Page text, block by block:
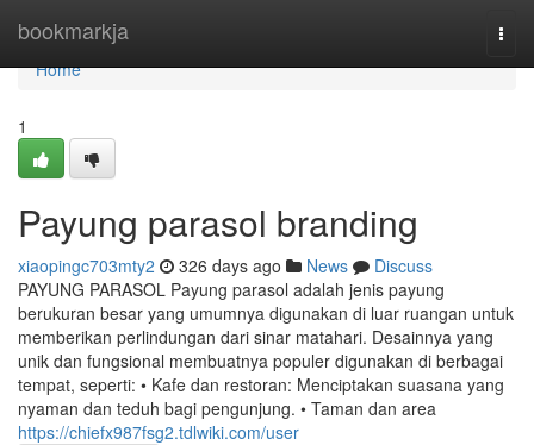
bookmarkja
Home
Home
1
Payung parasol branding
xiaopingc703mty2 326 days ago News
Discuss
PAYUNG PARASOL Payung parasol adalah jenis payung
berukuran besar yang umumnya digunakan di luar ruangan untuk
memberikan perlindungan dari sinar matahari. Desainnya yang
unik dan fungsional membuatnya populer digunakan di berbagai
tempat, seperti: • Kafe dan restoran: Menciptakan suasana yang
nyaman dan teduh bagi pengunjung. • Taman dan area
https://chiefx987fsg2.tdlwiki.com/user